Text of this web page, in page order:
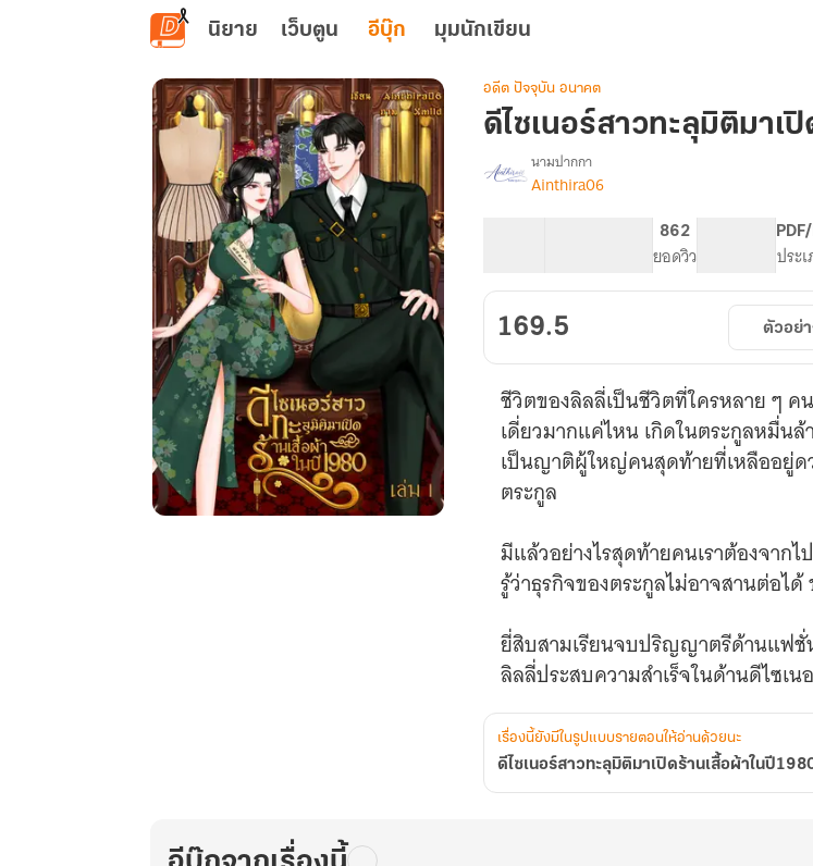
ข้ามไปยังเนื้อหาหลัก
นิยาย เว็บตูน อีบุ๊ก มุมนักเขียน
อดีต ปัจจุบัน อนาคต
ดีไซเนอร์สาวทะลุมิติมาเ
เรื่อง
มา
เปิด
ร้าน
เสื้อผ้า
นามปากกา
Ainthira06
862
ยอดวิว ประ
169.5 ตัวอย่
ชีวิตของลิลลี่เป็นชีวิตที่ใครหลาย ๆ ค
เดี่ยวมากแค่ไหน เกิดในตระกูลหมื่น
เป็นญาติผู้ใหญ่คนสุดท้ายที่เหลืออยู่ด
ตระกูล
มีแล้วอย่างไรสุดท้ายคนเราต้องจาก
รู้ว่าธุรกิจของตระกูลไม่อาจสานต่อไ
ยี่สิบสามเรียนจบปริญญาตรีด้านแฟ
ลิลลี่ประสบความสำเร็จในด้านดีไซเน
ยังไม่ทันได้ใช้ชีวิตหลังเรียนจบก็เสีย
คงจะถูกบรรพบุรุษสาปแช่งที่ดูแลตระ
เรื่องนี้ยังมีในรูปแบบรายตอนให้อ่านด้วยนะ
ดีไซเนอร์สาวทะลุมิติมาเปิดร้านเสื้อผ้าในปี